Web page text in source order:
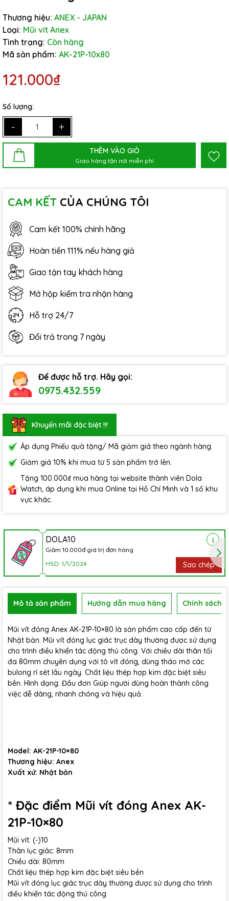
Thương hiệu: ANEX - JAPAN
Loại: Mũi vít Anex
Tình trạng: Còn hàng
Mã sản phẩm: AK-21P-10x80
121.000₫
Số lượng:
- +
THÊM VÀO GIỎ
Giao hàng tận nơi miễn phí
CAM KẾT CỦA CHÚNG TÔI
Cam kết 100% chính hãng
Hoàn tiền 111% nếu hàng giả
Giao tận tay khách hàng
Mở hộp kiểm tra nhận hàng
Hỗ trợ 24/7
Đổi trả trong 7 ngày
Để được hỗ trợ. Hãy gọi:
0975.432.559
Khuyến mãi đặc biệt !!!
Áp dụng Phiếu quà tặng/ Mã giảm giá theo ngành hàng.
Giảm giá 10% khi mua từ 5 sản phẩm trở lên.
Tặng 100.000₫ mua hàng tại website thành viên Dola
Watch, áp dụng khi mua Online tại Hồ Chí Minh và 1 số khu
vực khác.
DOLA10
Giảm 10.000đ giá trị đơn hàng
HSD: 1/1/2024
Sao chép
Mô tả sản phẩm Hướng dẫn mua hàng Chính sách
Mũi vít đóng Anex AK-21P-10×80 là sản phẩm cao cấp đến từ
Nhật bản. Mũi vít đóng lục giác trục dày thường được sử dụng
cho trình điều khiển tác động thủ công. Với chiều dài thân tối
đa 80mm chuyên dụng với tô vít đóng, dùng tháo mở các
bulong rỉ sét lâu ngày. Chất liệu thép hợp kim đặc biệt siêu
bền. Hình dạng: Đầu đơn Giúp người dùng hoàn thành công
việc dễ dàng, nhanh chóng và hiệu quả.
Model: AK-21P-10×80
Thương hiệu: Anex
Xuất xứ: Nhật bản
* Đặc điểm Mũi vít đóng Anex AK-
21P-10×80
Mũi vít: (-)10
Thân lục giác: 8mm
Chiều dài: 80mm
Chất liệu thép hợp kim đặc biệt siêu bền
Mũi vít đóng lục giác trục dày thường được sử dụng cho trình
điều khiển tác động thủ công